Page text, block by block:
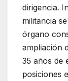
dirigencia.
militancia
órgano
ampliación
35 años de
posiciones